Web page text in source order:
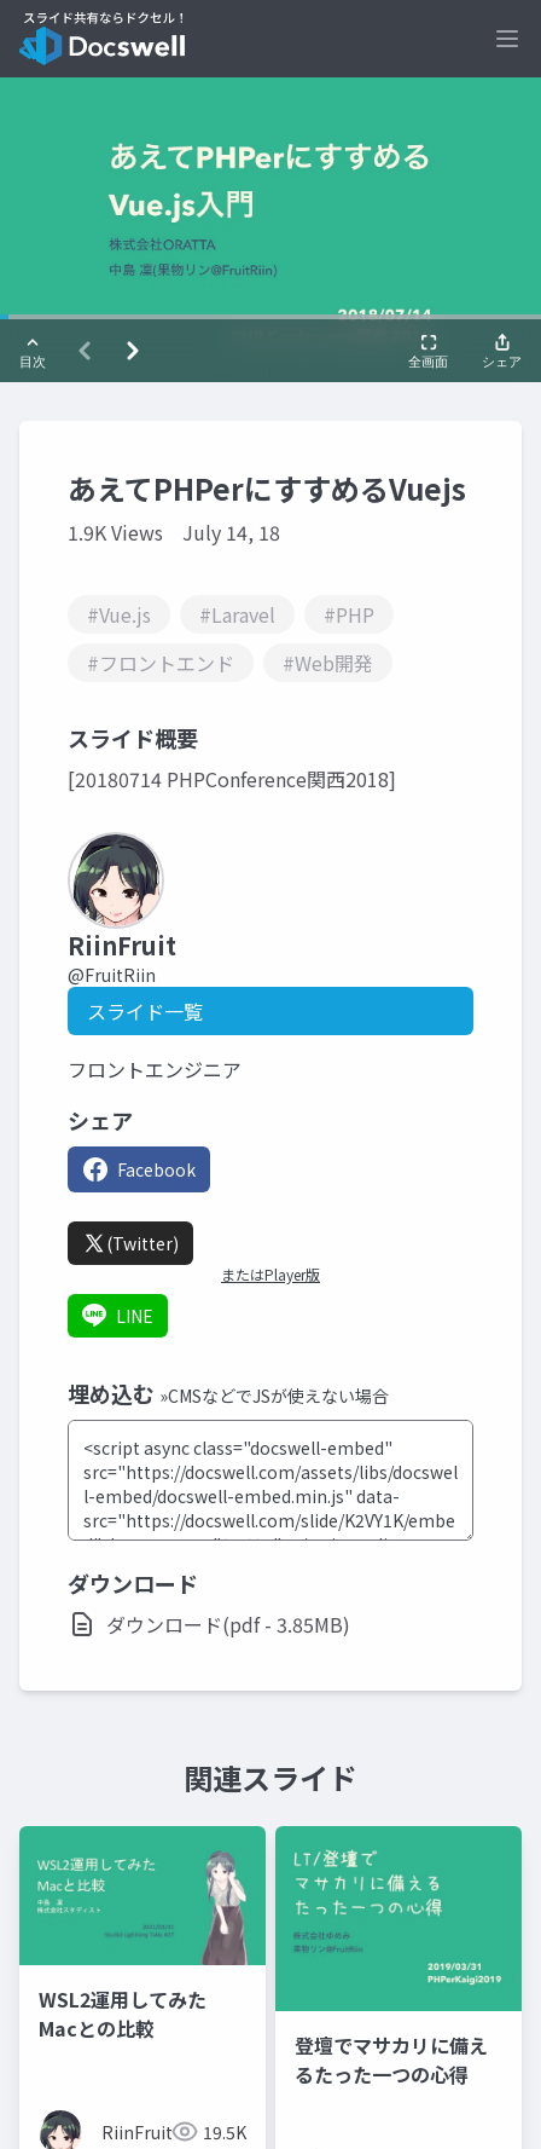
あえてPHPerにすすめるVuejs
1.9K Views July 14, 18
#Vue.js #Laravel
#PHP
#フロントエンド
#Web開発
スライド概要
[20180714 PHPConference関西2018]
RiinFruit
@FruitRiin
スライド一覧
フロントエンジニア
シェア
Facebook
(Twitter)
またはPlayer版
LINE
埋め込む »CMSなどでJSが使えない場合
ダウンロード
ダウンロード(pdf - 3.85MB)
関連スライド
WSL2運用してみた
Macとの比較
RiinFruit 19.5K
登壇でマサカリに備え
るたった一つの心得